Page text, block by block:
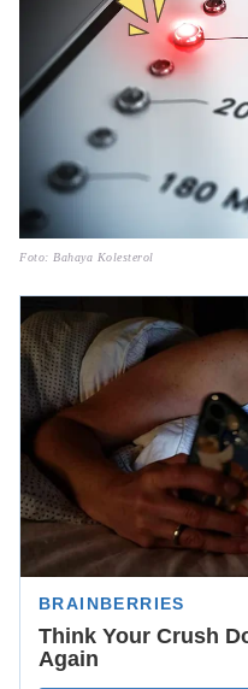
Foto: Bahaya Kolesterol